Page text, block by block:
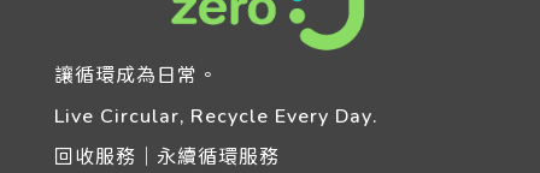
讓循環成為日常。
Live Circular, Recycle Every Day.
回收服務｜永續循環服務